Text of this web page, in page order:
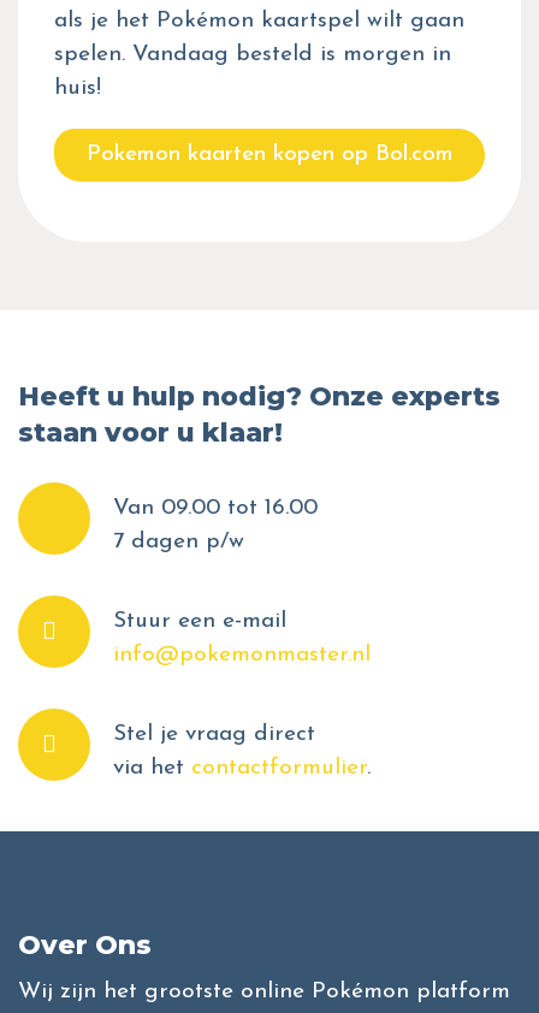
als je het Pokémon kaartspel wilt gaan
spelen. Vandaag besteld is morgen in
huis!
Pokemon kaarten kopen op Bol.com
Heeft u hulp nodig? Onze experts
staan voor u klaar!
Van 09.00 tot 16.00
7 dagen p/w
Stuur een e-mail
info@pokemonmaster.nl
Stel je vraag direct
via het contactformulier.
Over Ons
Wij zijn het grootste online Pokémon platform